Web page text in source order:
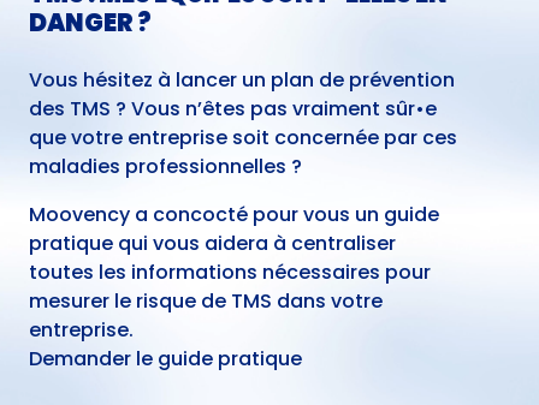
DANGER ?
Vous hésitez à lancer un plan de prévention
des TMS ? Vous n’êtes pas vraiment sûr•e
que votre entreprise soit concernée par ces
maladies professionnelles ?
Moovency a concocté pour vous un guide
pratique qui vous aidera à centraliser
toutes les informations nécessaires pour
mesurer le risque de TMS dans votre
entreprise.
Demander le guide pratique